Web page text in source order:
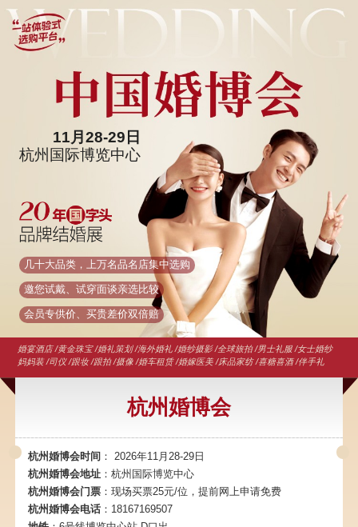
11月28-29日
杭州国际博览中心
几十大品类，上万名品名店集中选购
邀您试戴、试穿面谈亲选比较
会员专供价、买贵差价双倍赔
婚宴酒店 /黄金珠宝 /婚礼策划 /海外婚礼 /婚纱摄影 /全球旅拍 /男士礼服 /女士婚纱
妈妈装 /司仪 /跟妆 /跟拍 /摄像 /婚车租赁 /婚嫁医美 /床品家纺 /喜糖喜酒 /伴手礼
杭州婚博会
杭州婚博会时间 ： 2026年11月28-29日
杭州婚博会地址 ：杭州国际博览中心
杭州婚博会门票 ：现场买票25元/位，提前网上申请免费
杭州婚博会电话 ：18167169507